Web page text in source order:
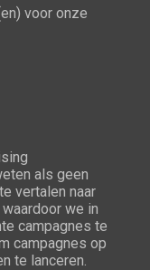
voor onze
als geen
vertalen naar
we in
campagnes te
campagnes op
te lanceren.